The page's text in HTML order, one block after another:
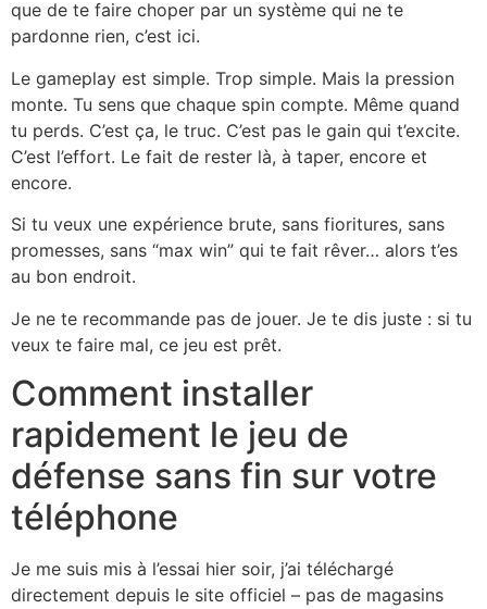
que de te faire choper par un système qui ne te
pardonne rien, c’est ici.
Le gameplay est simple. Trop simple. Mais la pression
monte. Tu sens que chaque spin compte. Même quand
tu perds. C’est ça, le truc. C’est pas le gain qui t’excite.
C’est l’effort. Le fait de rester là, à taper, encore et
encore.
Si tu veux une expérience brute, sans fioritures, sans
promesses, sans “max win” qui te fait rêver… alors t’es
au bon endroit.
Je ne te recommande pas de jouer. Je te dis juste : si tu
veux te faire mal, ce jeu est prêt.
Comment installer
rapidement le jeu de
défense sans fin sur votre
téléphone
Je me suis mis à l’essai hier soir, j’ai téléchargé
directement depuis le site officiel – pas de magasins